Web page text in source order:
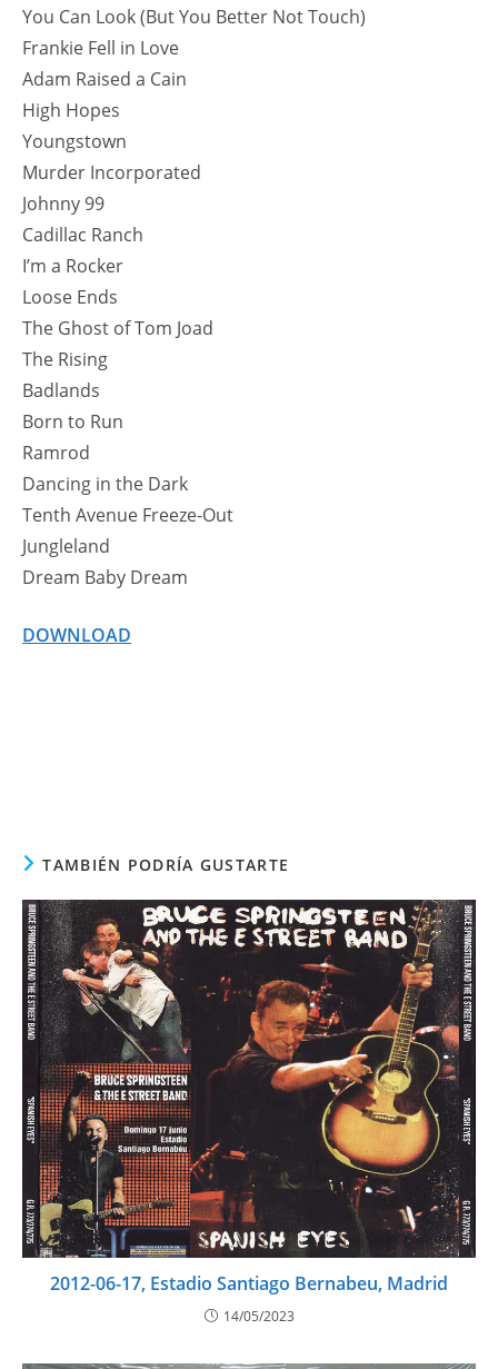
You Can Look (But You Better Not Touch)
Frankie Fell in Love
Adam Raised a Cain
High Hopes
Youngstown
Murder Incorporated
Johnny 99
Cadillac Ranch
I’m a Rocker
Loose Ends
The Ghost of Tom Joad
The Rising
Badlands
Born to Run
Ramrod
Dancing in the Dark
Tenth Avenue Freeze-Out
Jungleland
Dream Baby Dream
DOWNLOAD
TAMBIÉN PODRÍA GUSTARTE
2012-06-17, Estadio Santiago Bernabeu, Madrid
14/05/2023